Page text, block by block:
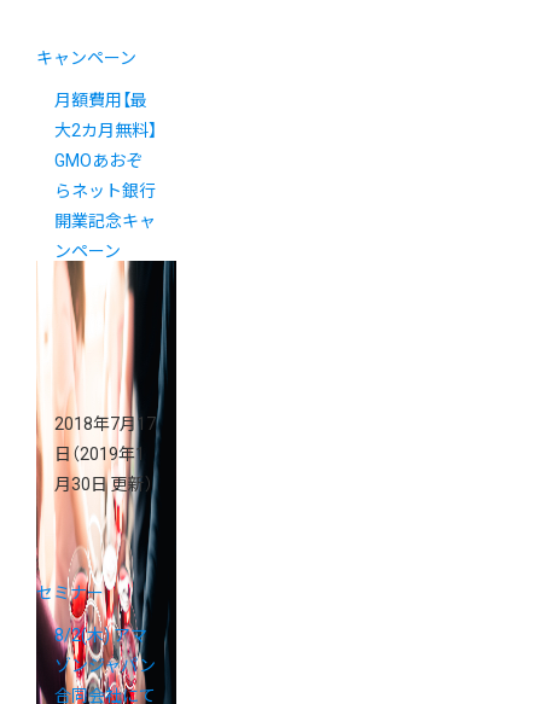
キャンペーン
月額費用【最
大2カ月無料】
GMOあおぞ
らネット銀行
開業記念キャ
ンペーン
2018年7月17
日 （2019年1
月30日 更新）
セミナー
8/2(木) アマ
ゾンジャパン
合同会社にて